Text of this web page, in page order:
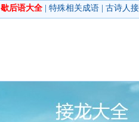
歇后语大全 特殊相关成语 古诗人